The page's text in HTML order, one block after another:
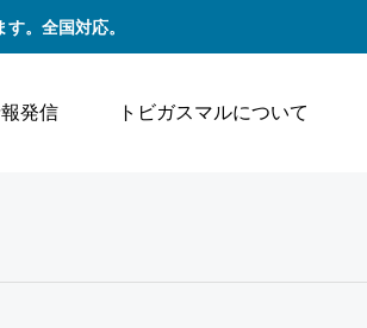
。全国対応。
発信 トビガスマルについて